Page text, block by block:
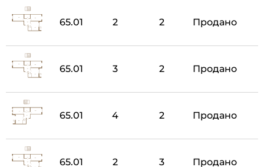
65.01 2 2 Продано
65.01 3 2 Продано
65.01 4 2 Продано
65.01 2 3 Продано